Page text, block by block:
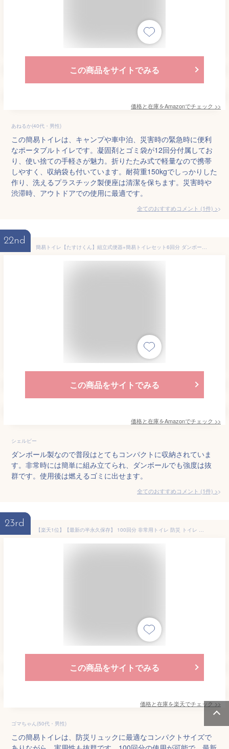
この商品をサイトでみる
価格と在庫をAmazonでチェック >>
あねるか(40代・男性)
この簡易トイレは、キャンプや車中泊、災害時の緊急時に便利
なポータブルトイレです。凝固剤とゴミ袋が12回分付属してお
り、使い捨ての手軽さが魅力。折りたたみ式で軽量なので携帯
しやすく、収納袋も付いています。耐荷重150kgでしっかりした
作り、洗えるプラスチック製便座は清潔を保ちます。災害時や
渋滞時、アウトドアでの使用に最適です。
全てのおすすめコメント (1件) >
22nd
簡易トイレ【たすけくん】組立式便器+簡易トイレセット6回分 ダンボール製 非常用トイレ 子どもから大人まで使用可能 日本製 組み立て説明書付き ギフト プレゼント
この商品をサイトでみる
価格と在庫をAmazonでチェック >>
シェルビー
ダンボール製なので普段はとてもコンパクトに収納されていま
す。非常時には簡単に組み立てられ、ダンボールでも強度は抜
群です。使用後は燃えるゴミに出せます。
全てのおすすめコメント (1件) >
23rd
【楽天1位】【最新の半永久保存】 100回分 非常用トイレ 防災 トイレ 防災用トイレ 防災用品 防災セット 防災グッズ 災害用トイレ 災害トイレ 非常トイレ 簡易トイレ 携帯トイレ 携帯用トイレ 非常用持ち出し袋 大便 小便 災害 備蓄 地震 震災 凝固剤 保存食 非常食 防災食
この商品をサイトでみる
価格と在庫を楽天でチェック>>
ゴマちゃん(50代・男性)
この簡易トイレは、防災リュックに最適なコンパクトサイズで